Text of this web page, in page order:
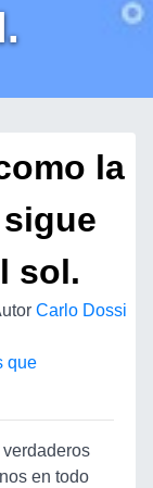
la
sol.
Carlo Dossi
que
verdaderos
en todo